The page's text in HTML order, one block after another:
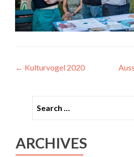
Post
← Kulturvogel 2020
ARCHIVES